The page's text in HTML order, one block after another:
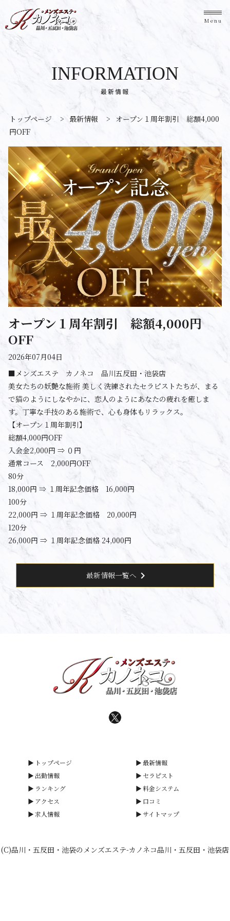
Menu
最新情報
INFORMATION
トップページ > 最新情報 > オープン１周年割引 総額4,000
円OFF
オープン１周年割引 総額4,000円
OFF
2026年07月04日
■メンズエステ カノネコ 品川五反田・池袋店
美女たちの妖艶な施術 美しく洗練されたセラピストたちが、まる
で猫のようにしなやかに、恋人のようにあなたの疲れを癒しま
す。丁寧な手技のある施術で、心も身体もリラックス。
【オープン１周年割引】
総額4,000円OFF
入会金2,000円 ⇒ ０円
通常コース 2,000円OFF
80分
18,000円 ⇒ １周年記念価格 16,000円
100分
22,000円 ⇒ １周年記念価格 20,000円
120分
26,000円 ⇒ １周年記念価格 24,000円
最新情報一覧へ chevron_right
トップページ
最新情報
出勤情報
セラピスト
ランキング
料金システム
アクセス
口コミ
求人情報
サイトマップ
(C)品川・五反田・池袋のメンズエステ-カノネコ品川・五反田・池袋店